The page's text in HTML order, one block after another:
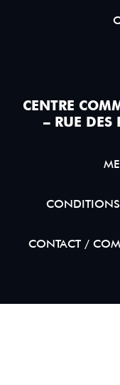
CENTRE
– RUE
CONDITIONS
CONTACT /